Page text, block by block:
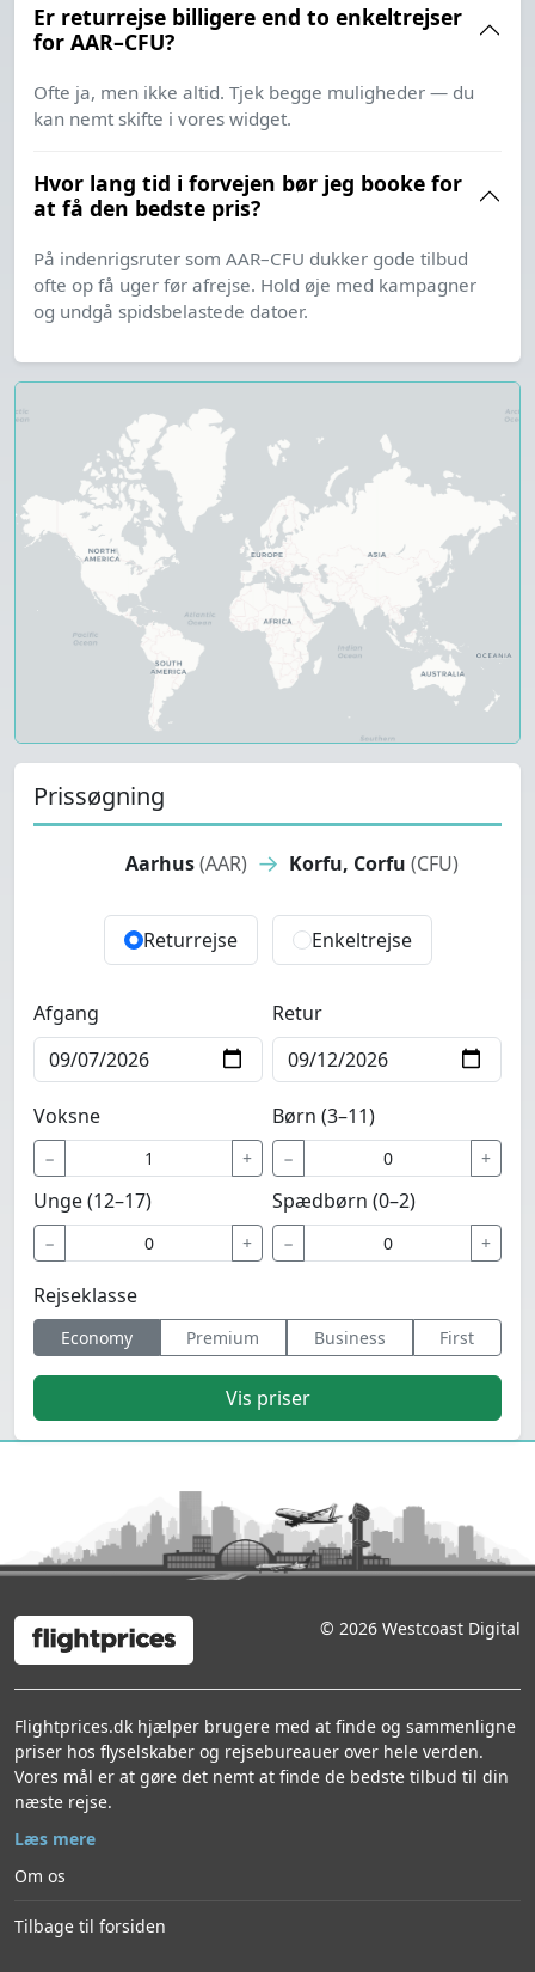
Er returrejse billigere end to enkeltrejser
for AAR–CFU?
Ofte ja, men ikke altid. Tjek begge muligheder — du
kan nemt skifte i vores widget.
Hvor lang tid i forvejen bør jeg booke for
at få den bedste pris?
På indenrigsruter som AAR–CFU dukker gode tilbud
ofte op få uger før afrejse. Hold øje med kampagner
og undgå spidsbelastede datoer.
Prissøgning
Aarhus (AAR) → Korfu, Corfu (CFU)
Returrejse Enkeltrejse
Afgang Retur
Voksne
− +
Børn (3–11)
− +
Unge (12–17)
− +
Spædbørn (0–2)
− +
Rejseklasse
Economy Premium Business First
Vis priser
© 2026 Westcoast Digital
Flightprices.dk hjælper brugere med at finde og sammenligne
priser hos flyselskaber og rejsebureauer over hele verden.
Vores mål er at gøre det nemt at finde de bedste tilbud til din
næste rejse.
Læs mere
Om os
Tilbage til forsiden